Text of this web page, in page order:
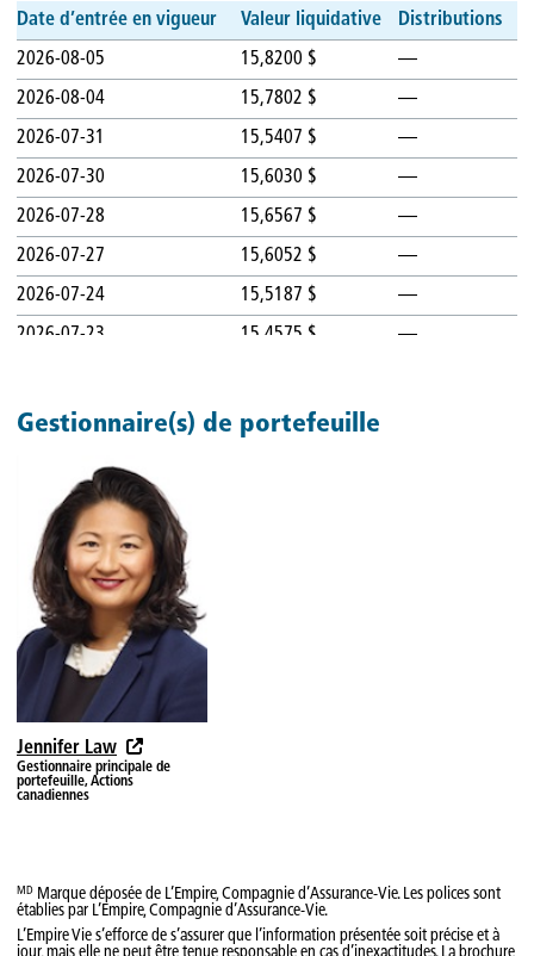
Date d’entrée en vigueur Valeur liquidative Distributions
2026-08-05 15,8200 $ —
2026-08-04 15,7802 $ —
2026-07-31 15,5407 $ —
2026-07-30 15,6030 $ —
2026-07-28 15,6567 $ —
2026-07-27 15,6052 $ —
2026-07-24 15,5187 $ —
2026-07-23 15,4575 $ —
2026-07-21 15,5806 $
2026-07-17
2026-07-16
2026-07-15
2026-07-14
2026-07-13
2026-07-10
2026-07-09
2026-07-08
2026-07-03 15,6062 $ —
2026-07-02 15,5304 $
Gestionnaire(s) de portefeuille
Jennifer Law
Gestionnaire principale de
portefeuille, Actions
canadiennes
MD Marque déposée de L’Empire, Compagnie d’Assurance-Vie. Les polices sont
établies par L’Empire, Compagnie d’Assurance-Vie.
L’Empire Vie s’efforce de s’assurer que l’information présentée soit précise et à